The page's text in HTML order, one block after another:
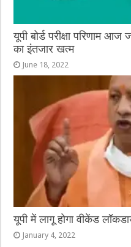
यूपी बोर्ड परीक्षा परिणाम आज
का इंतजार खत्म
June 18, 2022
यूपी में लागू होगा वीकेंड
January 4, 2022